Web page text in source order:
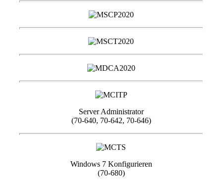
Server Administrator
(70-640, 70-642, 70-646)
Windows 7 Konfigurieren
(70-680)